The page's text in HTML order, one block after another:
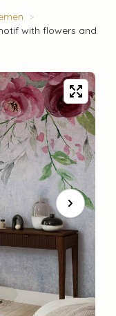
with flowers and